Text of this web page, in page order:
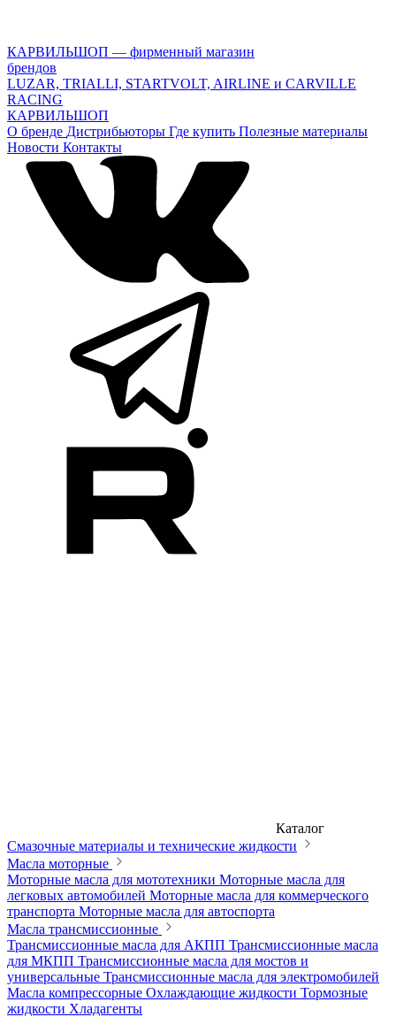
КАРВИЛЬШОП — фирменный магазин
брендов
LUZAR, TRIALLI, STARTVOLT, AIRLINE и CARVILLE
RACING
КАРВИЛЬШОП
О бренде Дистрибьюторы Где купить Полезные материалы
Новости Контакты
Каталог
Смазочные материалы и технические жидкости
Масла моторные
Моторные масла для мототехники Моторные масла для
легковых автомобилей Моторные масла для коммерческого
транспорта Моторные масла для автоспорта
Масла трансмиссионные
Трансмиссионные масла для АКПП Трансмиссионные масла
для МКПП Трансмиссионные масла для мостов и
универсальные Трансмиссионные масла для электромобилей
Масла компрессорные Охлаждающие жидкости Тормозные
жидкости Хладагенты